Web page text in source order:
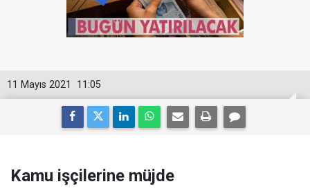
11:05
11 Mayıs 2021
Kamu işçilerine müjde